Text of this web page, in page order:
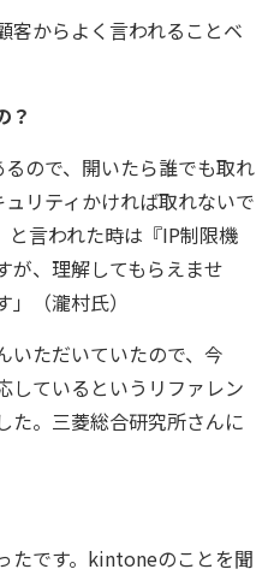
からよく言われることベ
？
るので、開いたら誰でも取れ
リティかければ取れないで
言われた時は『IP制限機
が、理解してもらえませ
（瀧村氏）
いただいていたので、今
しているというリファレン
た。三菱総合研究所さんに
たです。kintoneのことを聞